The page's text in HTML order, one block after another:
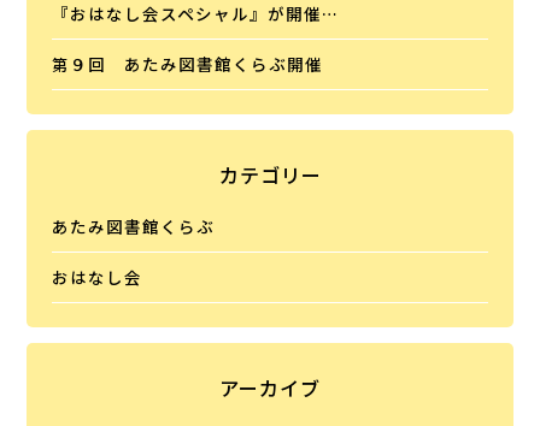
『おはなし会スペシャル』が開催…
第９回 あたみ図書館くらぶ開催
カテゴリー
あたみ図書館くらぶ
おはなし会
アーカイブ